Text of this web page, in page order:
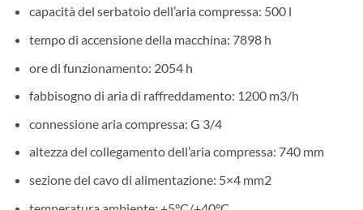
capacità del serbatoio dell’aria compressa: 500 l
tempo di accensione della macchina: 7898 h
ore di funzionamento: 2054 h
fabbisogno di aria di raffreddamento: 1200 m3/h
connessione aria compressa: G 3/4
altezza del collegamento dell’aria compressa: 740 mm
sezione del cavo di alimentazione: 5×4 mm2